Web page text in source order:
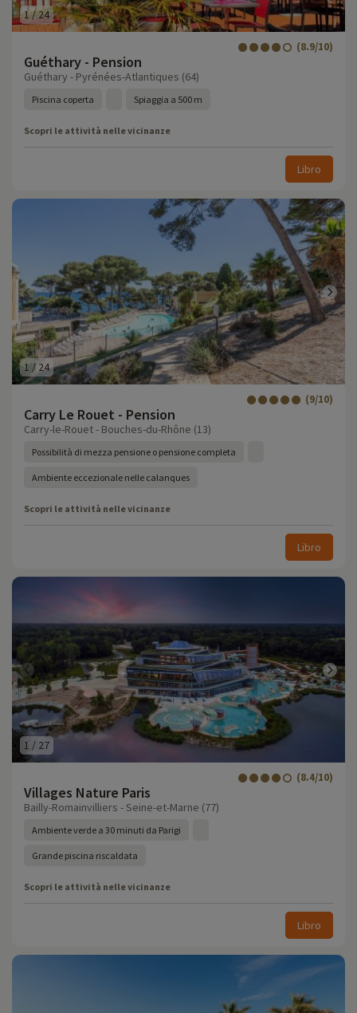
1/24
Guéthary - Pension
(8.9/10)
Guéthary - Pyrénées-Atlantiques (64)
Piscina coperta Spiaggia a 500 m
Scopri le attività nelle vicinanze
Libro
1/ 24
Carry Le Rouet - Pension
(9/10)
Carry-le-Rouet - Bouches-du-Rhône (13)
Possibilità di mezza pensione o pensione completa
Ambiente eccezionale nelle calanques
Scopri le attività nelle vicinanze
Libro
1 / 27
Villages Nature Paris
(8.4/10)
Bailly-Romainvilliers - Seine-et-Marne (77)
Ambiente verde a 30 minuti da Parigi
Grande piscina riscaldata
Scopri le attività nelle vicinanze
Libro